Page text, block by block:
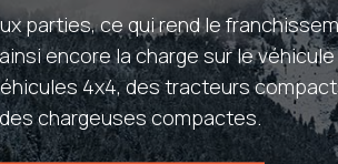
parties, ce qui rend le
encore la charge sur le
4x4, des tracteurs
chargeuses compactes.